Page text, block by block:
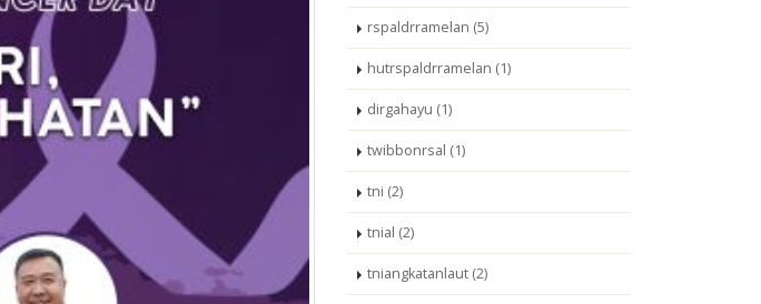
rspaldrramelan (5)
hutrspaldrramelan (1)
dirgahayu (1)
twibbonrsal (1)
tni (2)
tnial (2)
tniangkatanlaut (2)